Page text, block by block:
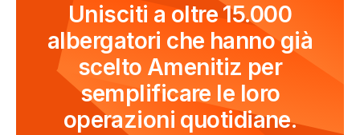
Unisciti a oltre 15.000
albergatori che hanno già
scelto Amenitiz per
semplificare le loro
operazioni quotidiane.